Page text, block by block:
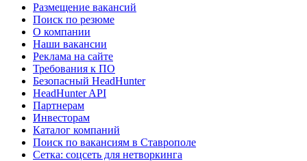
Размещение вакансий
Поиск по резюме
О компании
Наши вакансии
Реклама на сайте
Требования к ПО
Безопасный HeadHunter
HeadHunter API
Партнерам
Инвесторам
Каталог компаний
Поиск по вакансиям в Ставрополе
Сетка: соцсеть для нетворкинга